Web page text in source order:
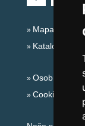
Mapa serveru
Katalog
Osobní údaje
Cookies